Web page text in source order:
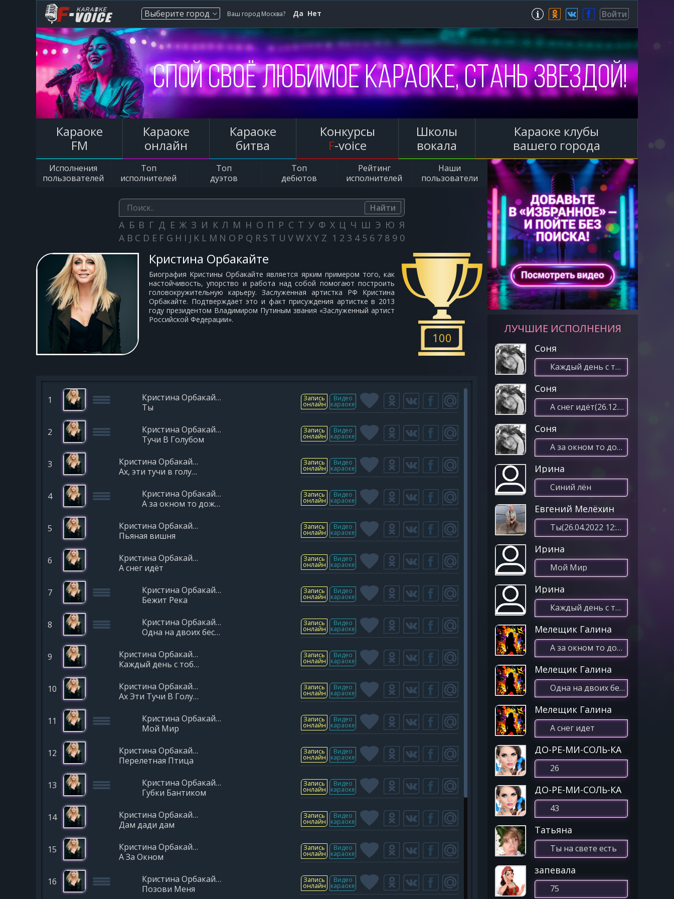
Зарегистрироваться
Выберите город Ваш город Москва? Да Нет Войти
Караоке
FM
Караоке
онлайн
Караоке
битва
Конкурсы
F-voice
Школы
вокала
Караоке клубы
вашего города
Исполнения
пользователей
Топ
исполнителей
Топ
дуэтов
Топ
дебютов
Рейтинг
исполнителей
Наши
пользователи
Найти
А Б В Г Д Е Ж З И К Л М Н О П Р С Т У Ф Х Ц Ч Ш Э Ю Я
A B C D E F G H I J K L M N O P Q R S T U V W X Y Z 1 2 3 4 5 6 7 8 9 0
Кристина Орбакайте
Биография Кристины Орбакайте является ярким примером того, как
настойчивость, упорство и работа над собой помогают построить
головокружительную карьеру. Заслуженная артистка РФ Кристина
Орбакайте. Подтверждает это и факт присуждения артистке в 2013
году президентом Владимиром Путиным звания «Заслуженный артист
Российской Федерации».
100
1
Кристина Орбакайте
Ты
2
Кристина Орбакайте
Тучи В Голубом
3
Кристина Орбакайте
Ах, эти тучи в голубом
4
Кристина Орбакайте
А за окном то дождь, то снег
5
Кристина Орбакайте
Пьяная вишня
6
Кристина Орбакайте
А снег идёт
7
Кристина Орбакайте
Бежит Река
8
Кристина Орбакайте
Одна на двоих бессонница
9
Кристина Орбакайте
Каждый день с тобой
10
Кристина Орбакайте
Ах Эти Тучи В Голубом
11
Кристина Орбакайте
Мой Мир
12
Кристина Орбакайте
Перелетная Птица
13
Кристина Орбакайте
Губки Бантиком
14
Кристина Орбакайте
Дам дади дам
15
Кристина Орбакайте
А За Окном
16
Кристина Орбакайте
Позови Меня
ЛУЧШИЕ ИСПОЛНЕНИЯ
Соня
Каждый день с тобой(23.01.2021 12:31)
Соня
А снег идёт(26.12.2020 11:28)
Соня
А за окном то дождь, то снег(03.01.2021 08:36)
Ирина
Синий лён
Евгений Мелёхин
Ты(26.04.2022 12:08)
Ирина
Мой Мир
Ирина
Каждый день с тобой
Мелещик Галина
А за окном то дождь то снег
Мелещик Галина
Одна на двоих бессонница
Мелещик Галина
А снег идет
ДО-РЕ-МИ-СОЛЬ-КА
26
ДО-РЕ-МИ-СОЛЬ-КА
43
Татьяна
Ты на свете есть
запевала
75